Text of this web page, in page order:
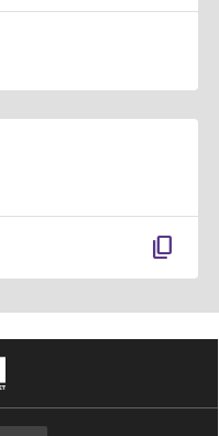
content_copy